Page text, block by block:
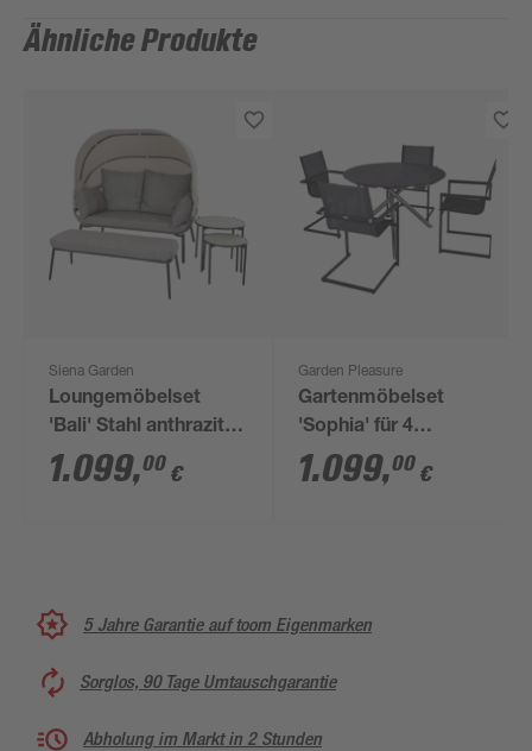
Ähnliche Produkte
Siena Garden
Loungemöbelset
'Bali' Stahl anthrazit
4-teilig
1.099,00 €
Garden Pleasure
Gartenmöbelset
'Sophia' für 4
Personen
Edelstahl/Aluminium
1.099,00 €
5 Jahre Garantie auf toom Eigenmarken
Sorglos, 90 Tage Umtauschgarantie
Abholung im Markt in 2 Stunden